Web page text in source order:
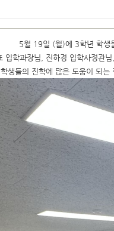
5월 19일 (월)에 3학년 학생
입학과장님, 진하경 입학사정관
학생들의 진학에 많은 도움이 되는